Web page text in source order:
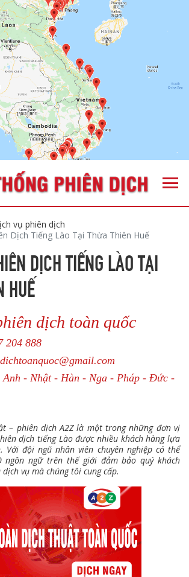
vụ phiên dịch
Dịch Tiếng Lào Tại Thừa Thiên Huế
DỊCH TIẾNG LÀO TẠI
HUẾ
dịch toàn quốc
204 888
Anh - Nhật - Hàn - Nga - Pháp - Đức -
– phiên dịch A2Z là một trong những đơn vị
dịch tiếng Lào được nhiều khách hàng lựa
Với đội ngũ nhân viên chuyên nghiệp có thể
ngôn ngữ trên thế giới đảm bảo quý khách
vụ mà chúng tôi cung cấp.